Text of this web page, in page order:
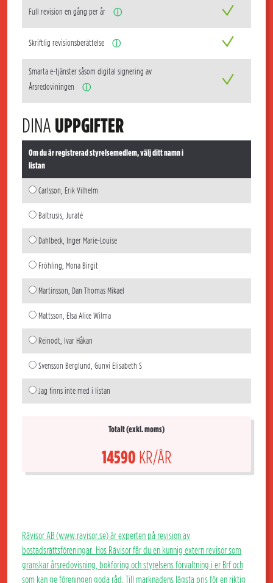
Full revision en gång per år ⓘ
Skriftlig revisionsberättelse ⓘ
Smarta e-tjänster såsom digital signering av
Årsredoviningen
ⓘ
DINA UPPGIFTER
Om du är registrerad styrelsemedlem, välj ditt namn i
listan
Carlsson, Erik Vilhelm
Baltrusis, Juraté
Dahlbeck, Inger Marie-Louise
Fröhling, Mona Birgit
Martinsson, Dan Thomas Mikael
Mattsson, Elsa Alice Wilma
Reinodt, Ivar Håkan
Svensson Berglund, Gunvi Elisabeth S
Jag finns inte med i listan
Totalt (exkl. moms)
14590 KR/ÅR
Rävisor AB (www.ravisor.se) är experten på revision av
bostadsrättsföreningar. Hos Rävisor får du en kunnig extern revisor som
granskar årsredovisning, bokföring och styrelsens förvaltning i er Brf och
som kan ge föreningen goda råd. Till marknadens lägsta pris för en riktig